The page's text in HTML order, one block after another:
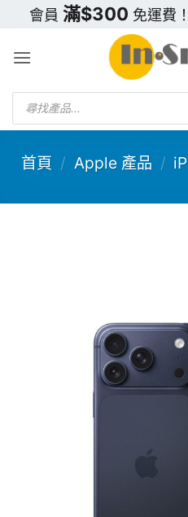
content
會員 滿$300 免運費
Products
search
首頁 / Apple 產品 /